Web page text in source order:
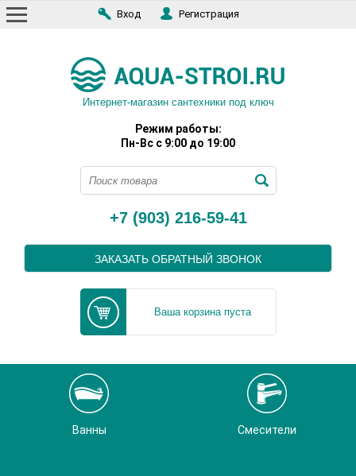
Вход Регистрация
Интернет-магазин сантехники под ключ
Режим работы:
Пн-Вс с 9:00 до 19:00
+7 (903) 216-59-41
ЗАКАЗАТЬ ОБРАТНЫЙ ЗВОНОК
Ваша корзина пуста
Ванны Смесители